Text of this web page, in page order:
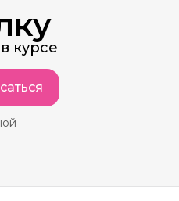
курсе